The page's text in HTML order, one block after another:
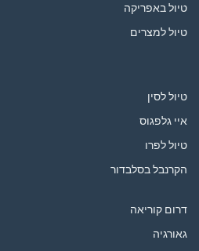
טיול באפריקה
טיול למצרים
טיול לסין
איי גלפגוס
טיול לפרו
הקרנבל בסלבדור
דרום קוריאה
גאורגיה